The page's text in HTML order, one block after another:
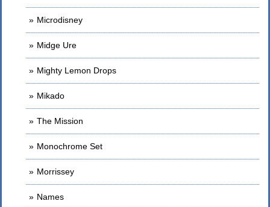
Microdisney
Midge Ure
Mighty Lemon Drops
Mikado
The Mission
Monochrome Set
Morrissey
Names